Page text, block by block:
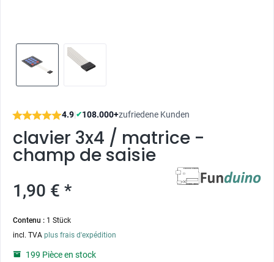
4.9|✔108.000+zufriedene Kunden
clavier 3x4 / matrice -
champ de saisie
1,90 € *
Contenu : 1 Stück
incl. TVA plus frais d'expédition
199 Pièce en stock